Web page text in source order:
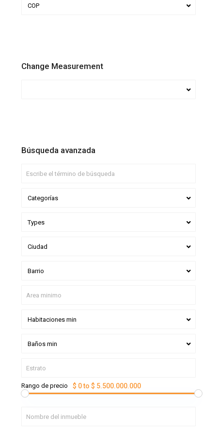
COP
Change Measurement
Búsqueda avanzada
Categorías
Types
Ciudad
Barrio
Habitaciones min
Baños min
Rango de precio $ 0 to $ 5.500.000.000